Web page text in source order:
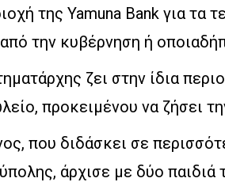
της Yamuna Bank για τα
την κυβέρνηση ή
ζει στην ίδια
προκειμένου να ζήσει
που διδάσκει σε
άρχισε με δύο παιδιά